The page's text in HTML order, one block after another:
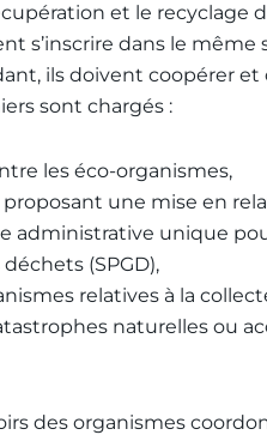
et le recyclage
s’inscrire dans le
ils doivent coopérer et
sont chargés :
les éco-organismes,
une mise en
administrative unique
(SPGD),
relatives à la
naturelles ou
des organismes